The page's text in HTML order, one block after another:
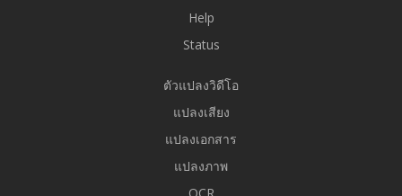
Help
Status
ตัวแปลงวิดีโอ
แปลงเสียง
แปลงเอกสาร
แปลงภาพ